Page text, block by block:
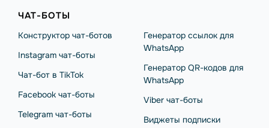
ЧАТ-БОТЫ
Конструктор чат-ботов
Instagram чат-боты
Чат-бот в TikTok
Facebook чат-боты
Telegram чат-боты
Генератор ссылок для
WhatsApp
Генератор QR-кодов для
WhatsApp
Viber чат-боты
Виджеты подписки